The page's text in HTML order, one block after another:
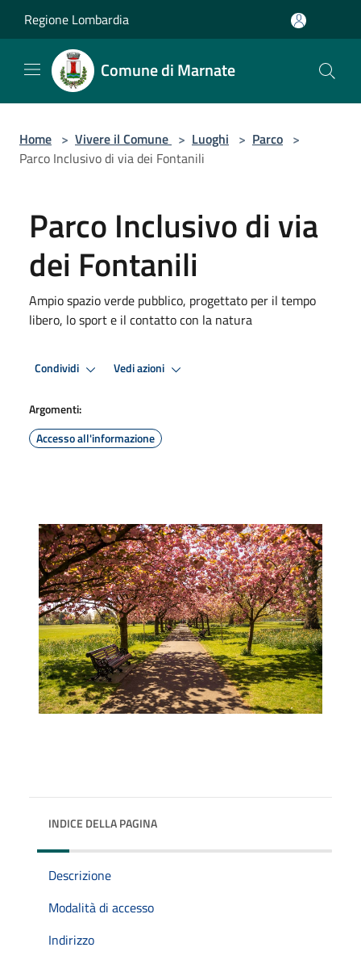
Regione Lombardia
Comune di Marnate
Home > Vivere il Comune > Luoghi > Parco >
Parco Inclusivo di via dei Fontanili
Parco Inclusivo di via
dei Fontanili
Ampio spazio verde pubblico, progettato per il tempo
libero, lo sport e il contatto con la natura
Condividi Vedi azioni
Argomenti:
Accesso all'informazione
INDICE DELLA PAGINA
Descrizione
Modalità di accesso
Indirizzo